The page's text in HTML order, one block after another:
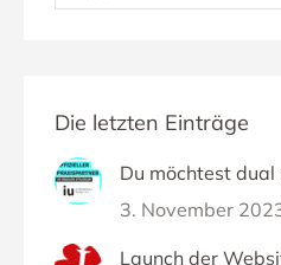
Die letzten Einträge
Du möchtest dual
3. November
Launch der